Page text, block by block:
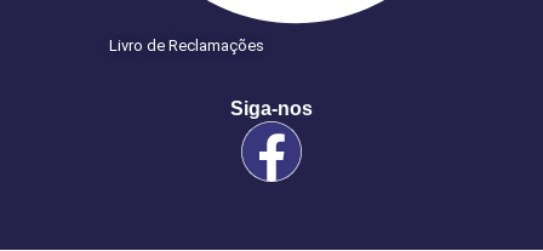
Livro de Reclamações
Siga-nos